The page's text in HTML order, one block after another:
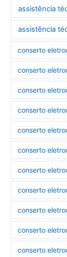
assistência
assistência
conserto
conserto
conserto
conserto
conserto
conserto
conserto
conserto
conserto
conserto
conserto